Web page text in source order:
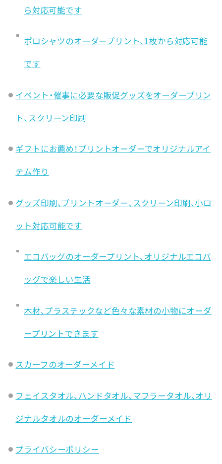
ら対応可能です
ポロシャツのオーダープリント、1枚から対応可能
です
イベント・催事に必要な販促グッズをオーダープリン
ト、スクリーン印刷
ギフトにお薦め！プリントオーダーでオリジナルアイ
テム作り
グッズ印刷、プリントオーダー、スクリーン印刷、小ロ
ット対応可能です
エコバッグのオーダープリント、オリジナルエコバ
ッグで楽しい生活
木材、プラスチックなど色々な素材の小物にオーダ
ープリントできます
スカーフのオーダーメイド
フェイスタオル、ハンドタオル、マフラータオル、オリ
ジナルタオルのオーダーメイド
プライバシーポリシー